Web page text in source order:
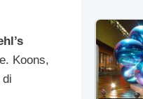
Koons,